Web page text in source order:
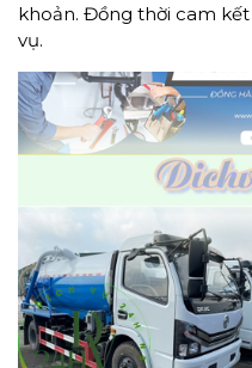
khoản. Đồng thời cam
vụ.